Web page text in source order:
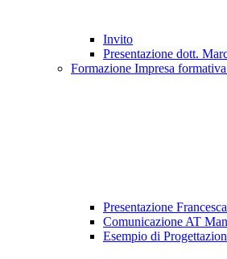
Invito
Presentazione dott.
Formazione Impresa
Presentazione
Comunicazione AT
Esempio di